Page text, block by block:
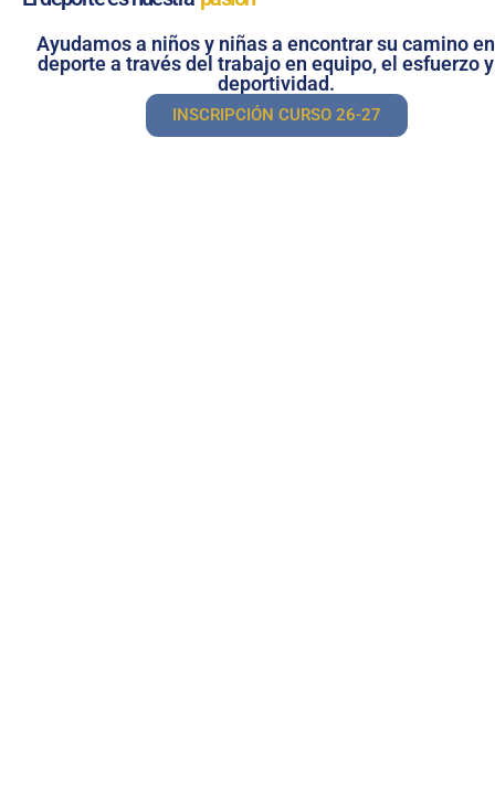
Ayudamos a niños y niñas a encontrar su camino
deporte a través del trabajo en equipo, el esfuerzo
deportividad.
INSCRIPCIÓN CURSO 26-27